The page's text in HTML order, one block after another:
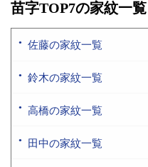
苗字TOP7の家紋一覧
佐藤の家紋一覧
鈴木の家紋一覧
高橋の家紋一覧
田中の家紋一覧